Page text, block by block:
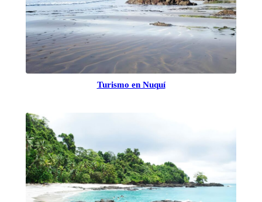
Turismo en Nuquí